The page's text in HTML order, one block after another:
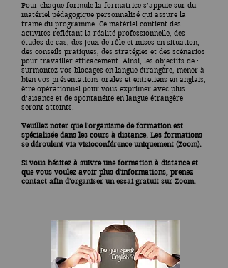
Pour chaque formule la formatrice s’appuie sur du
matériel pédagogique personnalisé qui assure la
trame du programme. Ce matériel contient des
activités reflétant la réalité professionnelle, des
études de cas, des jeux de rôle et mises en situation,
des conseils pratiques, des stratégies et des scénarios
pour travailler efficacement. Ainsi, les objectifs de :
surmontez vos blocages en langue étrangère, mener à
bien vos présentations orales et entretiens en anglais,
être opérationnel pour vous exprimer avec plus
d’aisance et de spontanéité en langue étrangère
seront atteints.
Veuillez noter que l'organisme de formation est
spécialisée dans les cours à distance. Les formations
se déroulent via visioconférence uniquement (Zoom).
Si vous hésitez à suivre une formation à distance et
que vous voulez avoir plus d'informations, prenez
contact afin d'organiser un essai gratuit sur Zoom.